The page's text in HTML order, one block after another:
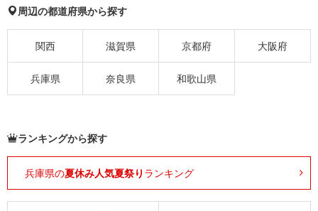
周辺の都道府県から探す
関西 滋賀県 京都府 大阪府
兵庫県 奈良県 和歌山県
ランキングから探す
兵庫県の夏休み人気夏祭り ランキング